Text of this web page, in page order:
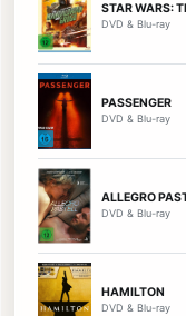
STAR WARS:
DVD & Blu-ray
PASSENGER
DVD & Blu-ray
ALLEGRO
DVD & Blu-ray
HAMILTON
DVD & Blu-ray